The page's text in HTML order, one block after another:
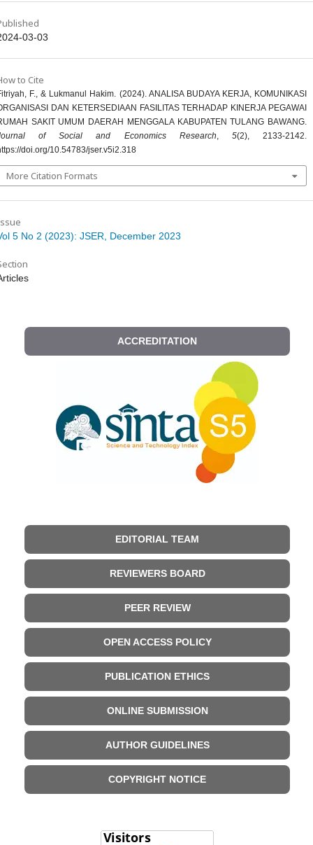
03-03
to Cite
F., & Lukmanul Hakim. (2024). ANALISA BUDAYA KERJA, KOMUNIKASI
DAN KETERSEDIAAN FASILITAS TERHADAP KINERJA PEGAWAI
SAKIT UMUM DAERAH MENGGALA KABUPATEN TULANG BAWANG.
of Social and Economics Research, 5(2), 2133-2142.
doi.org/10.54783/jser.v5i2.318
More Citation Formats
5 No 2 (2023): JSER, December 2023
ACCREDITATION
EDITORIAL TEAM
REVIEWERS BOARD
PEER REVIEW
OPEN ACCESS POLICY
PUBLICATION ETHICS
ONLINE SUBMISSION
AUTHOR GUIDELINES
COPYRIGHT NOTICE